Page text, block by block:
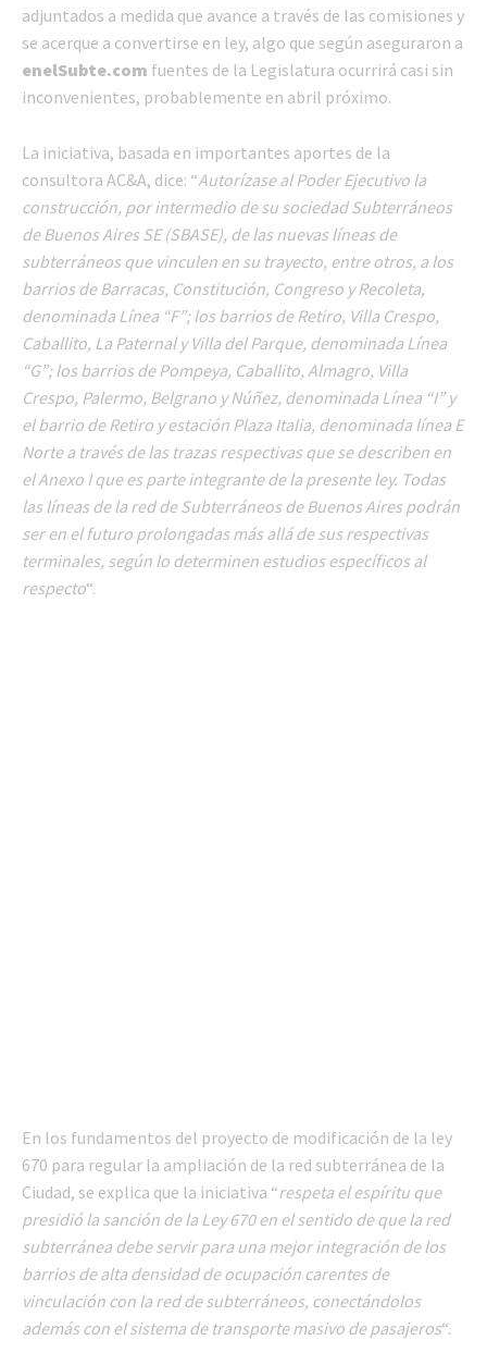
adjuntados a medida que avance a través de las comisiones y
se acerque a convertirse en ley, algo que según aseguraron a
enelSubte.com fuentes de la Legislatura ocurrirá casi sin
inconvenientes, probablemente en abril próximo.
La iniciativa, basada en importantes aportes de la
consultora AC&A, dice: “Autorízase al Poder Ejecutivo la
construcción, por intermedio de su sociedad Subterráneos
de Buenos Aires SE (SBASE), de las nuevas líneas de
subterráneos que vinculen en su trayecto, entre otros, a los
barrios de Barracas, Constitución, Congreso y Recoleta,
denominada Línea “F”; los barrios de Retiro, Villa Crespo,
Caballito, La Paternal y Villa del Parque, denominada Línea
“G”; los barrios de Pompeya, Caballito, Almagro, Villa
Crespo, Palermo, Belgrano y Núñez, denominada Línea “I” y
el barrio de Retiro y estación Plaza Italia, denominada línea E
Norte a través de las trazas respectivas que se describen en
el Anexo I que es parte integrante de la presente ley. Todas
las líneas de la red de Subterráneos de Buenos Aires podrán
ser en el futuro prolongadas más allá de sus respectivas
terminales, según lo determinen estudios específicos al
respecto“.
En los fundamentos del proyecto de modificación de la ley
670 para regular la ampliación de la red subterránea de la
Ciudad, se explica que la iniciativa “respeta el espíritu que
presidió la sanción de la Ley 670 en el sentido de que la red
subterránea debe servir para una mejor integración de los
barrios de alta densidad de ocupación carentes de
vinculación con la red de subterráneos, conectándolos
además con el sistema de transporte masivo de pasajeros“.